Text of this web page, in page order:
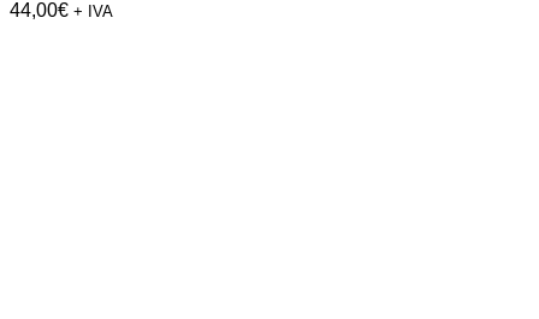
44,00€ + IVA